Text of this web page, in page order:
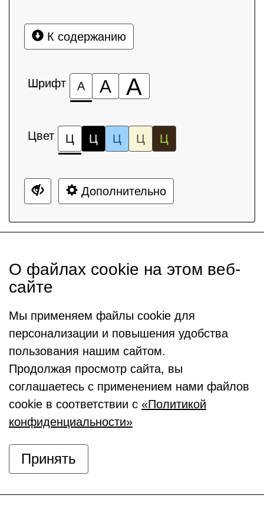
К содержанию
Шрифт А А А
Цвет Ц Ц Ц Ц Ц
Дополнительно
О файлах cookie на этом веб-
сайте
Мы применяем файлы cookie для
персонализации и повышения удобства
пользования нашим сайтом.
Продолжая просмотр сайта, вы
соглашаетесь с применением нами файлов
cookie в соответствии с «Политикой
конфиденциальности»
Принять